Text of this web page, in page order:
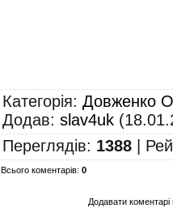
Категорія: Довженко
Додав: slav4uk
Переглядів: 1388
Всього коментарів: 0
Додавати